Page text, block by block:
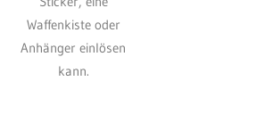
Waffenkiste oder
Anhänger einlösen
kann.